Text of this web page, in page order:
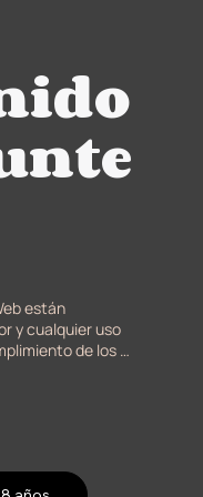
están
y cualquier uso
de los
vigente al
empresa
además de
y fidelidad.
de